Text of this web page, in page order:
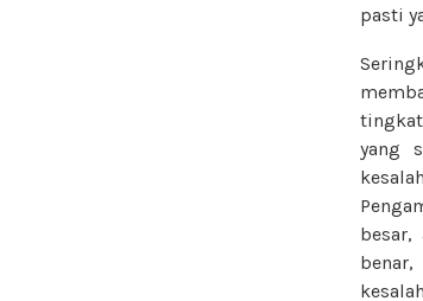
pasti
yang
besar,